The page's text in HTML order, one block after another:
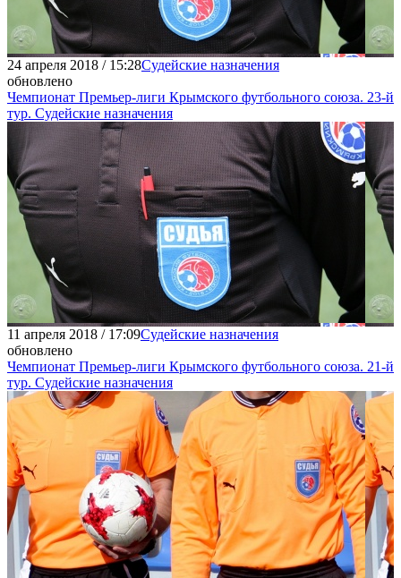
24 апреля 2018 / 15:28Судейские назначения
обновлено
Чемпионат Премьер-лиги Крымского футбольного союза. 23-й
тур. Судейские назначения
11 апреля 2018 / 17:09Судейские назначения
обновлено
Чемпионат Премьер-лиги Крымского футбольного союза. 21-й
тур. Судейские назначения